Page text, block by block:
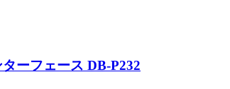
ーフェース DB-P232